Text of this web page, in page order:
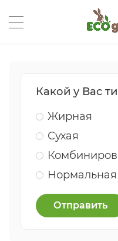
Какой у Вас
Жирная
Сухая
Нормальная
Отправить